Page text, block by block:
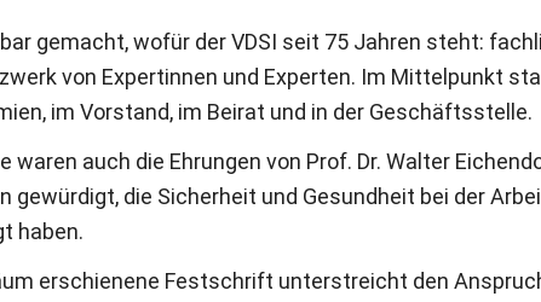
gemacht, wofür der VDSI seit 75 Jahren steht:
von Expertinnen und Experten. Im Mittelpunkt
im Vorstand, im Beirat und in der Geschäftsstelle.
waren auch die Ehrungen von Prof. Dr. Walter
gewürdigt, die Sicherheit und Gesundheit bei der
haben.
erschienene Festschrift unterstreicht den